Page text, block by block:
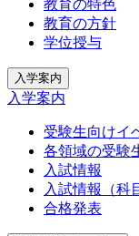
教育の特色
教育の方針
学位授与
入学案内
入学案内
受験生向けイ
各領域の受験
入試情報
入試情報（科
合格発表